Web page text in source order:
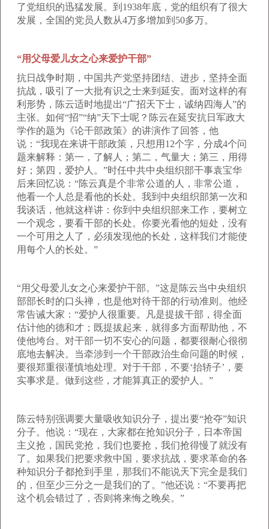
了党组织的迅猛发展。到1938年底，党的组织有了很大
发展，全国的党员人数从4万多增加到50多万。
“用父母爱儿女之心来爱护干部”
抗日战争时期，中国共产党坚持团结、进步，坚持全面
抗战，吸引了一大批有识之士来到延安。面对这样的有
利形势，陈云适时地提出“广招天下士，诚纳四海人”的
主张。如何“招”“纳”天下士呢？陈云在延安抗日军政大
学作的题为《论干部政策》的讲演作了回答，他
说：“我现在来讲干部政策，只想用12个字，分成4个问
题来解释：第一，了解人；第二，气量大；第三，用得
好；第四，爱护人。”时任中共中央组织部干事袁宝华
后来回忆说：“陈云真是个非常公道的人，非常公道，
他看一个人总是看他的长处。我到中央组织部第一次和
我谈话，他就这样讲：你到中央组织部来工作，要树立
一个观念，要看干部的长处。你要光看他的短处，没有
一个可用之人了，必须发现他的长处，这样我们才能使
用每个人的长处。”
“用父母爱儿女之心来爱护干部。”这是陈云当中央组织
部部长时的口头禅，也是他对待干部的行动准则。他经
常告诫大家：“爱护人很重要。凡是提拔干部，得全面
估计他的德和才；既提拔起来，就得多方面帮助他，不
使他垮台。对干部一切不安心的问题，都要很耐心很彻
底地去解决。当牵涉到一个干部政治生命问题的时候，
要很郑重很谨慎地处理。对于干部，不要‘抬轿子’，要
实事求是。做到这些，才能算真正的爱护人。”
陈云特别强调要大量吸收知识分子，提出要“抢夺”知识
分子。他说：“现在，大家都在抢知识分子，日本帝国
主义抢，国民党抢，我们也要抢，我们抢得慢了就没有
了。如果我们把要求救中国，要求抗战，要求革命的各
种知识分子都抢到手里，那我们不能说天下完全是我们
的，但至少三分之一是我们的了。”他还说：“不要再把
这个机会错过了，否则将来悔之晚矣。”